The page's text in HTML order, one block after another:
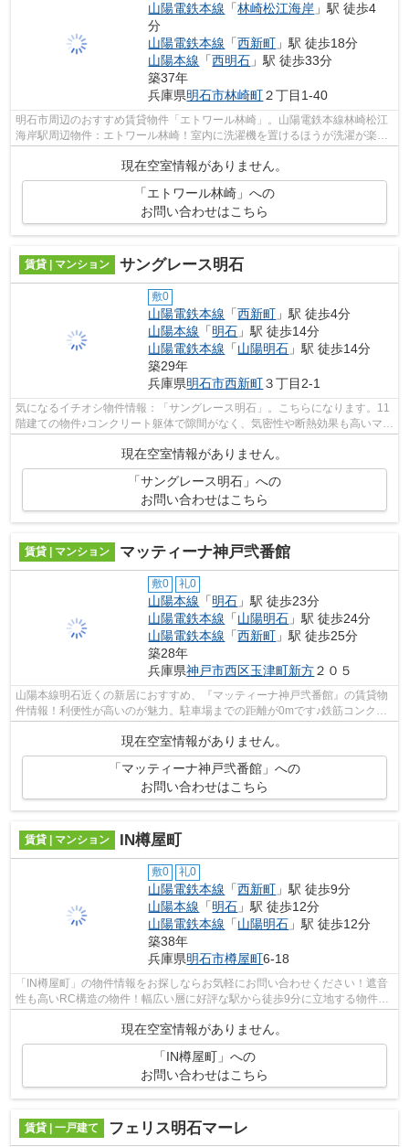
山陽電鉄本線 「林崎松江海岸 」駅 徒歩4
分
山陽電鉄本線 「西新町 」駅 徒歩18分
山陽本線 「西明石 」駅 徒歩33分
築37年
兵庫県明石市林崎町２丁目1-40
明石市周辺のおすすめ賃貸物件「エトワール林崎」。山陽電鉄本線林崎松江
海岸駅周辺物件：エトワール林崎！室内に洗濯機を置けるほうが洗濯が楽に
現在空室情報がありません。
「エトワール林崎」への
お問い合わせはこちら
賃貸 | マンション サングレース明石
敷0
山陽電鉄本線 「西新町 」駅 徒歩4分
山陽本線 「明石 」駅 徒歩14分
山陽電鉄本線 「山陽明石 」駅 徒歩14分
築29年
兵庫県明石市西新町３丁目2-1
気になるイチオシ物件情報：「サングレース明石」。こちらになります。11
階建ての物件♪コンクリート躯体で隙間がなく、気密性や断熱効果も高いマン
ション♪駅から近く周辺環境も良好な...
現在空室情報がありません。
「サングレース明石」への
お問い合わせはこちら
賃貸 | マンション マッティーナ神戸弐番館
敷0 礼0
山陽本線 「明石 」駅 徒歩23分
山陽電鉄本線 「山陽明石 」駅 徒歩24分
山陽電鉄本線 「西新町 」駅 徒歩25分
築28年
兵庫県神戸市西区玉津町新方２０５
山陽本線明石近くの新居におすすめ、『マッティーナ神戸弐番館』の賃貸物
件情報！利便性が高いのが魅力。駐車場までの距離が0mです♪鉄筋コンクリ
現在空室情報がありません。
「マッティーナ神戸弐番館」への
お問い合わせはこちら
賃貸 | マンション IN樽屋町
敷0 礼0
山陽電鉄本線 「西新町 」駅 徒歩9分
山陽本線 「明石 」駅 徒歩12分
山陽電鉄本線 「山陽明石 」駅 徒歩12分
築38年
兵庫県明石市樽屋町6-18
「IN樽屋町」の物件情報をお探しならお気軽にお問い合わせください！遮音
性も高いRC構造の物件！幅広い層に好評な駅から徒歩9分に立地する物件と
なります！機能性やデザインが特徴的な...
現在空室情報がありません。
「IN樽屋町」への
お問い合わせはこちら
賃貸 | 一戸建て フェリス明石マーレ